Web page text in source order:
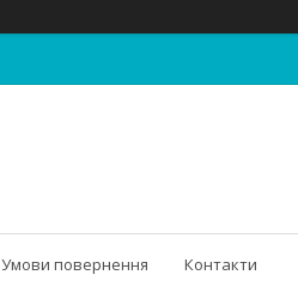
Умови повернення Контакти